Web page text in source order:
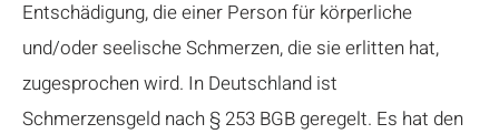
Entschädigung, die einer Person für körperliche
und/oder seelische Schmerzen, die sie erlitten hat,
zugesprochen wird. In Deutschland ist
Schmerzensgeld nach § 253 BGB geregelt. Es hat den